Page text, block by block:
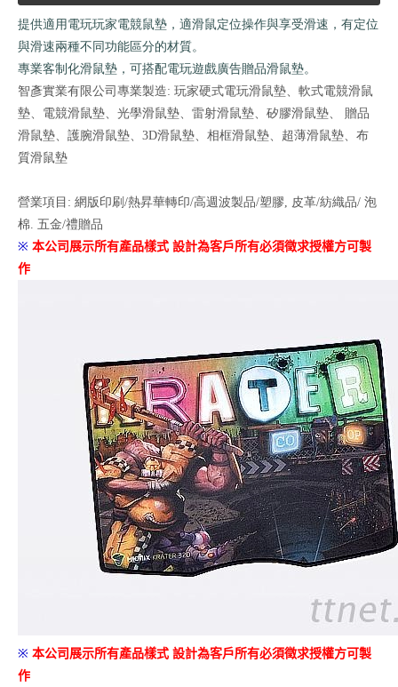
提供適用電玩玩家電競鼠墊，適滑鼠定位操作與享受滑速，有定位
與滑速兩種不同功能區分的材質。
專業客制化滑鼠墊，可搭配電玩遊戲廣告贈品滑鼠墊。
智彥實業有限公司專業製造: 玩家硬式電玩滑鼠墊、軟式電競滑鼠
墊、電競滑鼠墊、光學滑鼠墊、雷射滑鼠墊、矽膠滑鼠墊、 贈品
滑鼠墊、護腕滑鼠墊、3D滑鼠墊、相框滑鼠墊、超薄滑鼠墊、布
質滑鼠墊
營業項目: 網版印刷/熱昇華轉印/高週波製品/塑膠, 皮革/紡織品/ 泡
棉. 五金/禮贈品
※ 本公司展示所有產品樣式 設計為客戶所有必須徵求授權方可製
作
※ 本公司展示所有產品樣式 設計為客戶所有必須徵求授權方可製
作